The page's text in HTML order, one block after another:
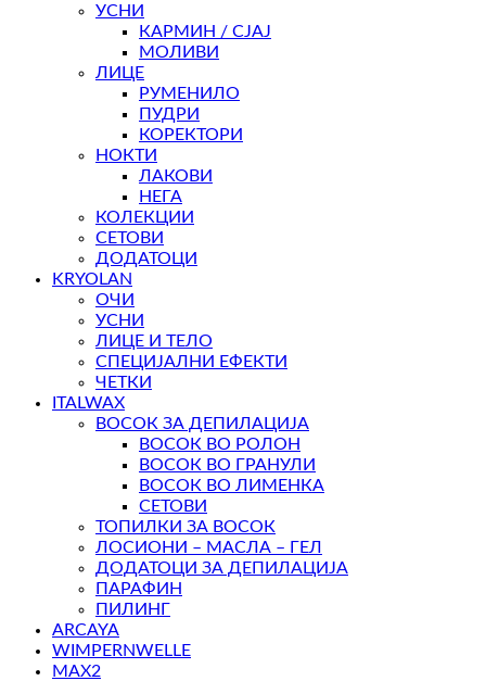
УСНИ
КАРМИН / СЈАЈ
МОЛИВИ
ЛИЦЕ
РУМЕНИЛО
ПУДРИ
КОРЕКТОРИ
НОКТИ
ЛАКОВИ
НЕГА
КОЛЕКЦИИ
СЕТОВИ
ДОДАТОЦИ
KRYOLAN
ОЧИ
УСНИ
ЛИЦЕ И ТЕЛО
СПЕЦИЈАЛНИ ЕФЕКТИ
ЧЕТКИ
ITALWAX
ВОСОК ЗА ДЕПИЛАЦИЈА
ВОСОК ВО РОЛОН
ВОСОК ВО ГРАНУЛИ
ВОСОК ВО ЛИМЕНКА
СЕТОВИ
ТОПИЛКИ ЗА ВОСОК
ЛОСИОНИ – МАСЛА – ГЕЛ
ДОДАТОЦИ ЗА ДЕПИЛАЦИЈА
ПАРАФИН
ПИЛИНГ
ARCAYA
WIMPERNWELLE
MAX2